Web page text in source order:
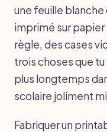
une feuille blanche
imprimé sur papier
règle, des cases
trois choses que
plus longtemps
scolaire joliment
Fabriquer un